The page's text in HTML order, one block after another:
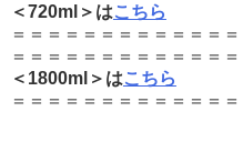
＜720ml＞はこちら
＝＝＝＝＝＝＝＝＝＝＝＝＝
＝＝＝＝＝＝＝＝＝＝＝＝＝
＜1800ml＞はこちら
＝＝＝＝＝＝＝＝＝＝＝＝＝